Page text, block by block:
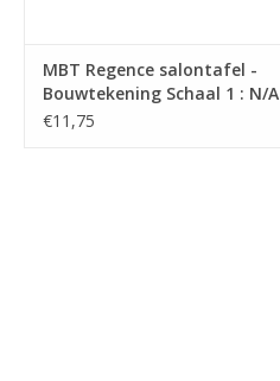
MBT Regence salontafel -
Bouwtekening Schaal 1 : N/A
(45.40.008)
€11,75